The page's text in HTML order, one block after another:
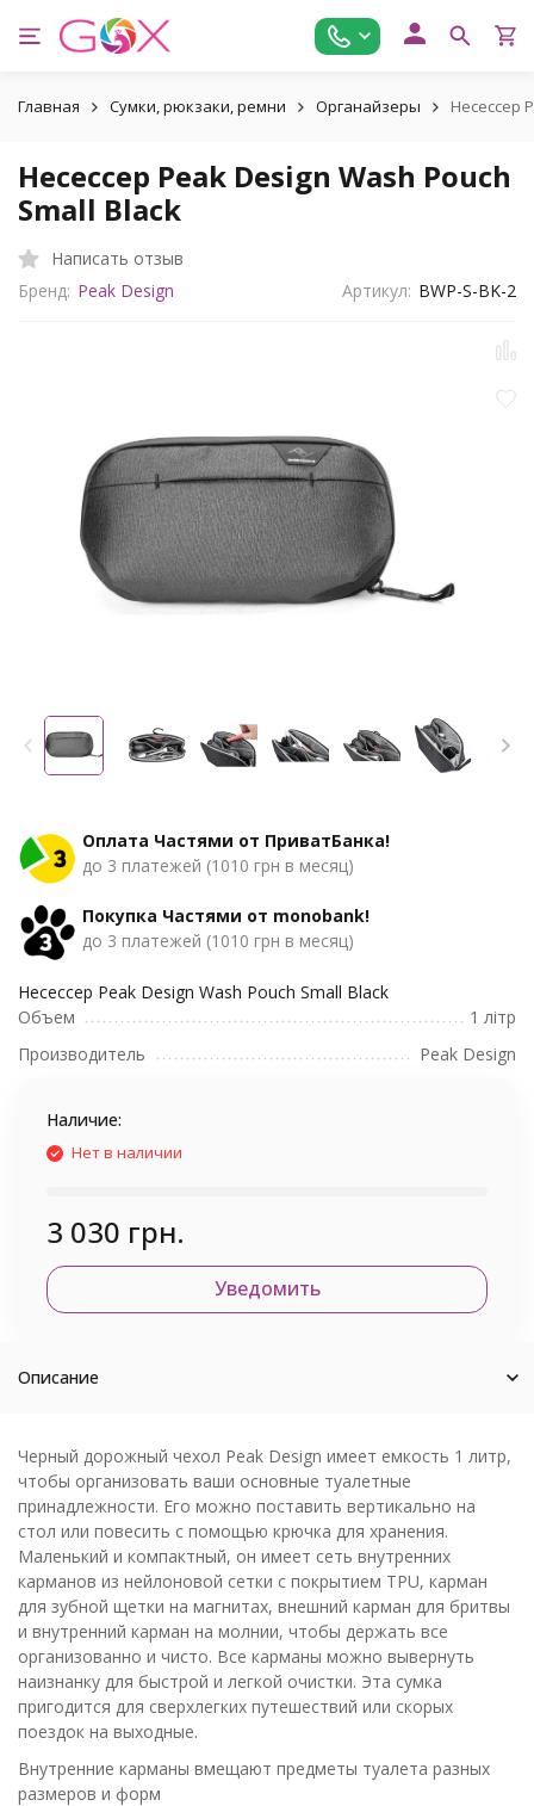
Главная Сумки, рюкзаки, ремни Органайзеры Несессер
Несессер Peak Design Wash Pouch
Small Black
Написать отзыв
Бренд: Peak Design Артикул: BWP-S-BK-2
Оплата Частями от ПриватБанка!
до 3 платежей (1010 грн в месяц)
Покупка Частями от monobank!
до 3 платежей (1010 грн в месяц)
Несессер Peak Design Wash Pouch Small Black
Объем
1 літр
Производитель
Peak Design
Наличие:
Нет в наличии
3 030 грн.
Уведомить
Описание
Черный дорожный чехол Peak Design имеет емкость 1 литр,
чтобы организовать ваши основные туалетные
принадлежности. Его можно поставить вертикально на
стол или повесить с помощью крючка для хранения.
Маленький и компактный, он имеет сеть внутренних
карманов из нейлоновой сетки с покрытием TPU, карман
для зубной щетки на магнитах, внешний карман для бритвы
и внутренний карман на молнии, чтобы держать все
организованно и чисто. Все карманы можно вывернуть
наизнанку для быстрой и легкой очистки. Эта сумка
пригодится для сверхлегких путешествий или скорых
поездок на выходные.
Внутренние карманы вмещают предметы туалета разных
размеров и форм